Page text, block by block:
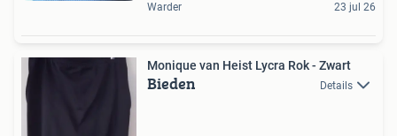
Warder 23 jul 26
Monique van Heist Lycra Rok - Zwart
Bieden Details